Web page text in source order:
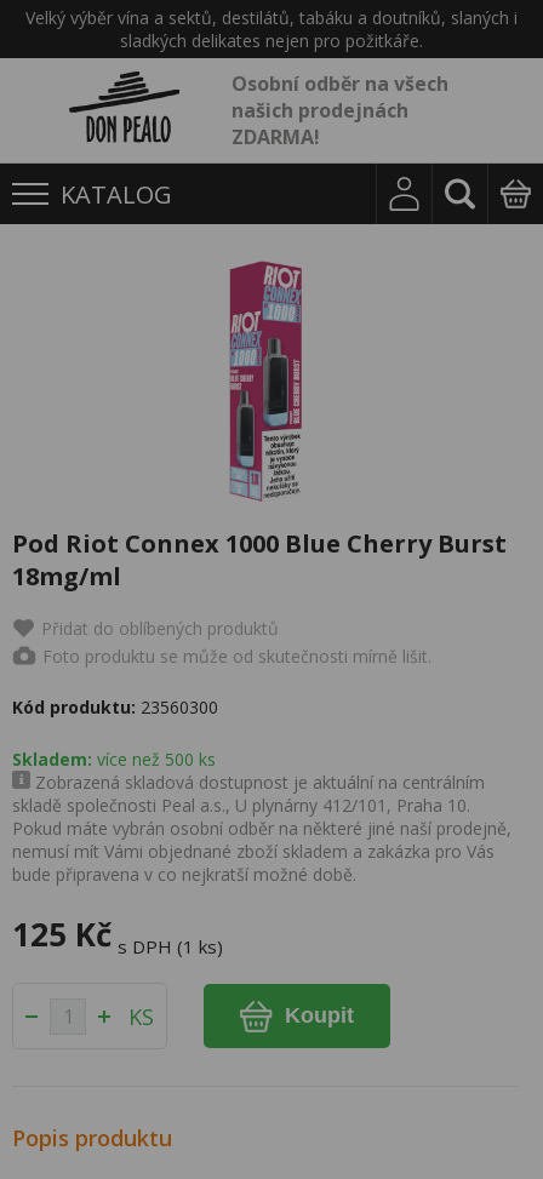
Velký výběr vína a sektů, destilátů, tabáku a doutníků, slaných i
sladkých delikates nejen pro požitkáře.
Osobní odběr na všech
našich prodejnách
ZDARMA!
KATALOG
Pod Riot Connex 1000 Blue Cherry Burst
18mg/ml
Přidat do oblíbených produktů
Foto produktu se může od skutečnosti mírně lišit.
Kód produktu: 23560300
Skladem: více než 500 ks
Zobrazená skladová dostupnost je aktuální na centrálním
skladě společnosti Peal a.s., U plynárny 412/101, Praha 10.
Pokud máte vybrán osobní odběr na některé jiné naší prodejně,
nemusí mít Vámi objednané zboží skladem a zakázka pro Vás
bude připravena v co nejkratší možné době.
125 Kč s DPH (1 ks)
KS Koupit
Popis produktu